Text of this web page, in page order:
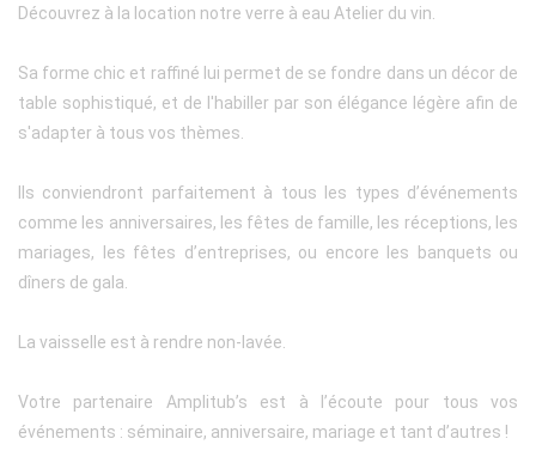
Découvrez à la location notre verre à eau Atelier du vin.
Sa forme chic et raffiné lui permet de se fondre dans un décor de
table sophistiqué, et de l'habiller par son élégance légère afin de
s'adapter à tous vos thèmes.
Ils conviendront parfaitement à tous les types d’événements
comme les anniversaires, les fêtes de famille, les réceptions, les
mariages, les fêtes d’entreprises, ou encore les banquets ou
dîners de gala.
La vaisselle est à rendre non-lavée.
Votre partenaire Amplitub’s est à l’écoute pour tous vos
événements : séminaire, anniversaire, mariage et tant d’autres !